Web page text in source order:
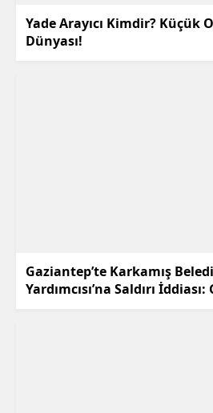
Yade Arayıcı Kimdir? Küçük
Dünyası!
Gaziantep’te Karkamış
Yardımcısı’na Saldırı İddiası: